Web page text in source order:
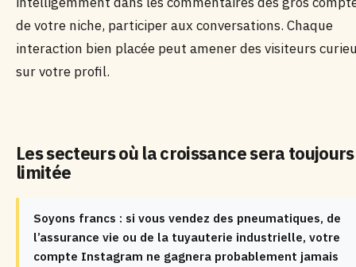
de votre niche, participer aux conversations. Chaque
interaction bien placée peut amener des visiteurs
sur votre profil.
Les secteurs où la croissance sera toujours
limitée
Soyons francs : si vous vendez des pneumatiques, de
l’assurance vie ou de la tuyauterie industrielle, votre
compte Instagram ne gagnera probablement jamais